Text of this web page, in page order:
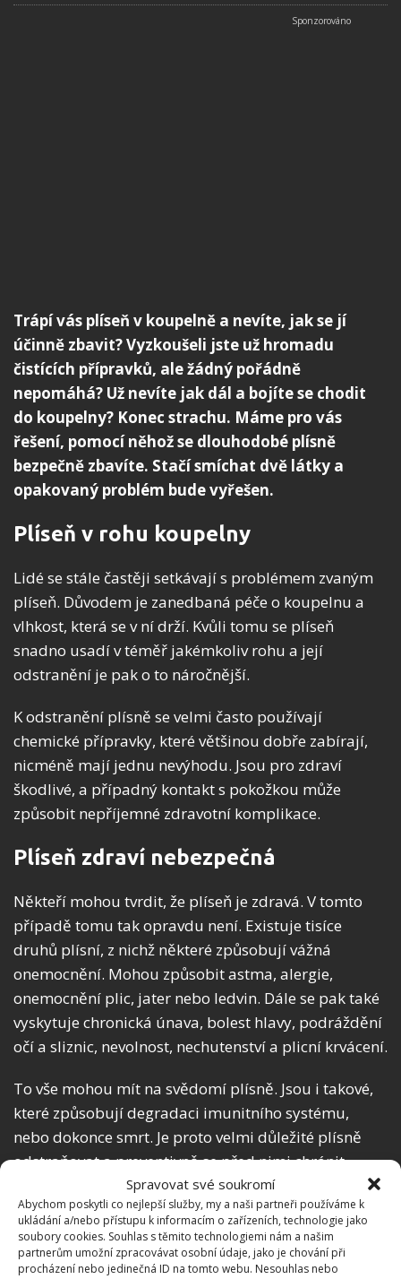
Spravovat své soukromí
Abychom poskytli co nejlepší služby, my a naši partneři používáme k
ukládání a/nebo přístupu k informacím o zařízeních, technologie jako
soubory cookies. Souhlas s těmito technologiemi nám a našim
partnerům umožní zpracovávat osobní údaje, jako je chování při
procházení nebo jedinečná ID na tomto webu. Nesouhlas nebo
Trápí vás plíseň v koupelně a nevíte, jak se jí
účinně zbavit? Vyzkoušeli jste už hromadu
čistících přípravků, ale žádný pořádně
nepomáhá? Už nevíte jak dál a bojíte se chodit
do koupelny? Konec strachu. Máme pro vás
řešení, pomocí něhož se dlouhodobé plísně
bezpečně zbavíte. Stačí smíchat dvě látky a
opakovaný problém bude vyřešen.
Plíseň v rohu koupelny
Lidé se stále častěji setkávají s problémem zvaným
plíseň. Důvodem je zanedbaná péče o koupelnu a
vlhkost, která se v ní drží. Kvůli tomu se plíseň
snadno usadí v téměř jakémkoliv rohu a její
odstranění je pak o to náročnější.
K odstranění plísně se velmi často používají
chemické přípravky, které většinou dobře zabírají,
nicméně mají jednu nevýhodu. Jsou pro zdraví
škodlivé, a případný kontakt s pokožkou může
způsobit nepříjemné zdravotní komplikace.
Plíseň zdraví nebezpečná
Někteří mohou tvrdit, že plíseň je zdravá. V tomto
případě tomu tak opravdu není. Existuje tisíce
druhů plísní, z nichž některé způsobují vážná
onemocnění. Mohou způsobit astma, alergie,
onemocnění plic, jater nebo ledvin. Dále se pak také
vyskytuje chronická únava, bolest hlavy, podráždění
očí a sliznic, nevolnost, nechutenství a plicní krvácení.
To vše mohou mít na svědomí plísně. Jsou i takové,
které způsobují degradaci imunitního systému,
nebo dokonce smrt. Je proto velmi důležité plísně
odstraňovat a preventivně se před nimi chránit.
Příprava a aplikace
Tyto dvě látky plíseň dokonale odstraní, a navíc
vytvoří ochrannou bariéru před vznikem nové.